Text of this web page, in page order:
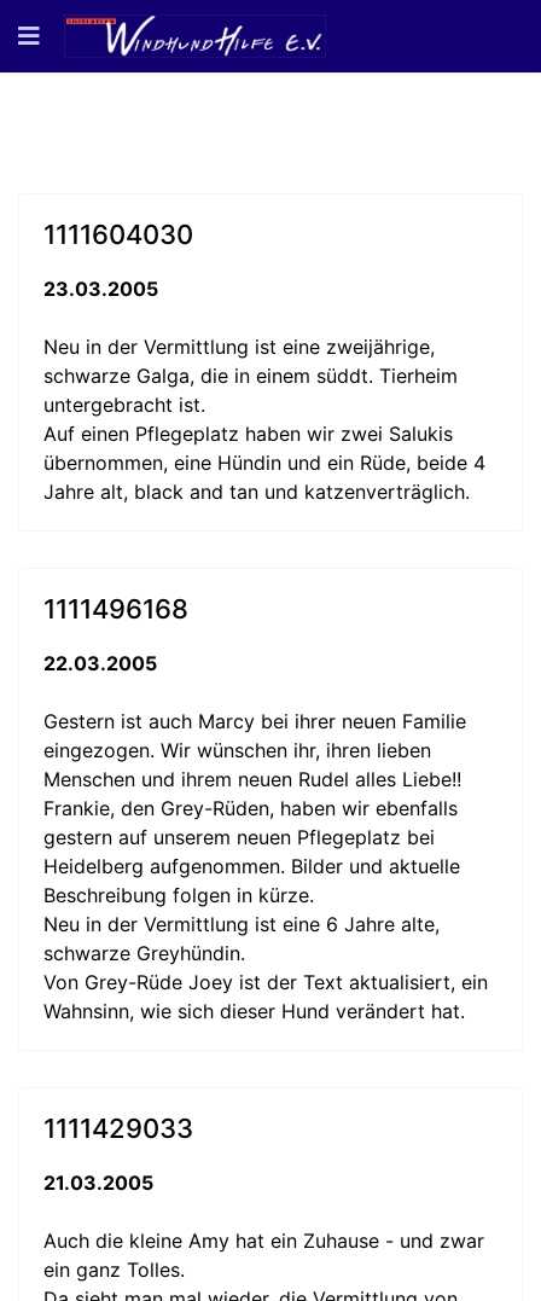
1111604030
23.03.2005
Neu in der Vermittlung ist eine zweijährige,
schwarze Galga, die in einem süddt. Tierheim
untergebracht ist.
Auf einen Pflegeplatz haben wir zwei Salukis
übernommen, eine Hündin und ein Rüde, beide 4
Jahre alt, black and tan und katzenverträglich.
1111496168
22.03.2005
Gestern ist auch Marcy bei ihrer neuen Familie
eingezogen. Wir wünschen ihr, ihren lieben
Menschen und ihrem neuen Rudel alles Liebe!!
Frankie, den Grey-Rüden, haben wir ebenfalls
gestern auf unserem neuen Pflegeplatz bei
Heidelberg aufgenommen. Bilder und aktuelle
Beschreibung folgen in kürze.
Neu in der Vermittlung ist eine 6 Jahre alte,
schwarze Greyhündin.
Von Grey-Rüde Joey ist der Text aktualisiert, ein
Wahnsinn, wie sich dieser Hund verändert hat.
1111429033
21.03.2005
Auch die kleine Amy hat ein Zuhause - und zwar
ein ganz Tolles.